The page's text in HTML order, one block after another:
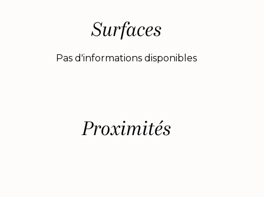
Surfaces
Pas d'informations disponibles
Proximités